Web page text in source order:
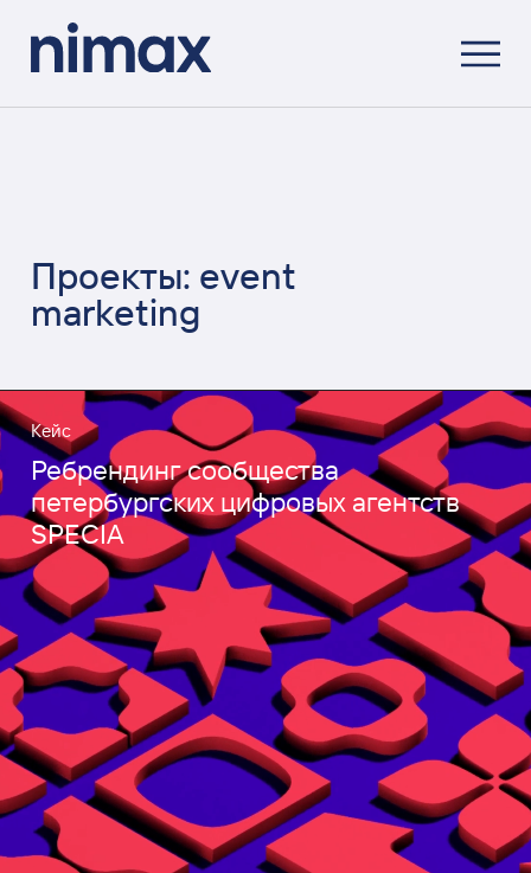
Проекты: event
marketing
Кейс
Ребрендинг сообщества
петербургских цифровых агентств
SPECIA